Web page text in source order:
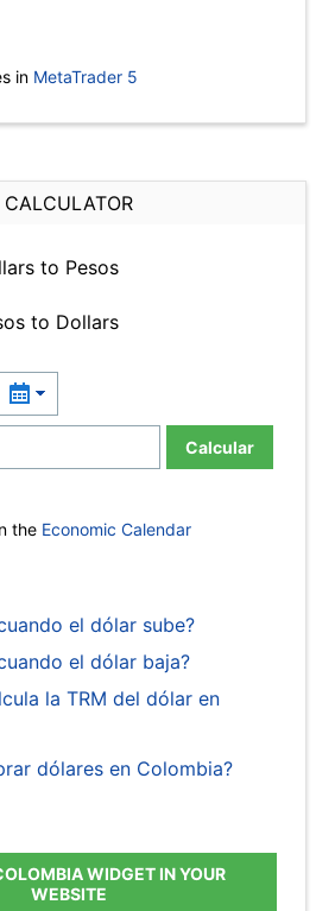
in MetaTrader 5
CALCULATOR
to Pesos
to Dollars
Calcular
the Economic Calendar
el dólar sube?
el dólar baja?
la TRM del dólar en
dólares en Colombia?
WIDGET IN YOUR
WEBSITE